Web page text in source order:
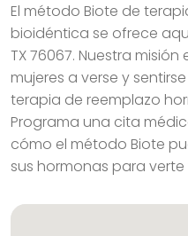
El método Biote de
bioidéntica se ofrece
TX 76067. Nuestra
mujeres a verse y
terapia de reemplazo
Programa una cita
cómo el método Biote
sus hormonas para